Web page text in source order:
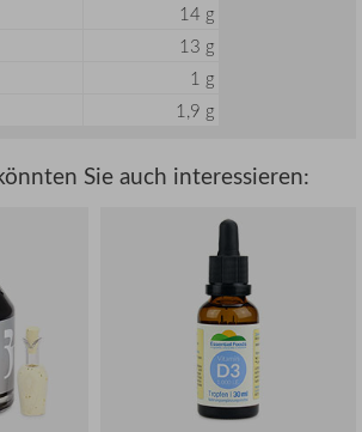
14 g
13 g
1 g
1,9 g
Sie auch interessieren: